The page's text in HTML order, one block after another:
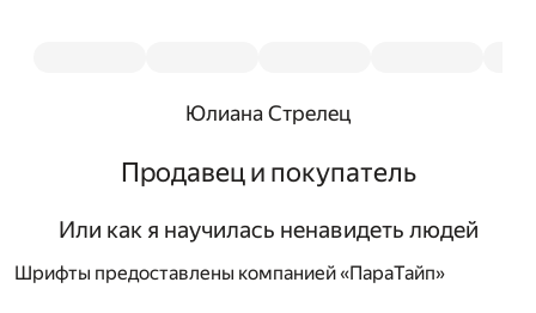
Юлиана Стрелец
Продавец и покупатель
Или как я научилась ненавидеть людей
Шрифты предоставлены компанией «ПараТайп»